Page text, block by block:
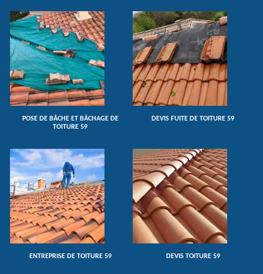
POSE DE BÂCHE ET BÂCHAGE DE
TOITURE 59
DEVIS FUITE DE TOITURE 59
ENTREPRISE DE TOITURE 59 DEVIS TOITURE 59